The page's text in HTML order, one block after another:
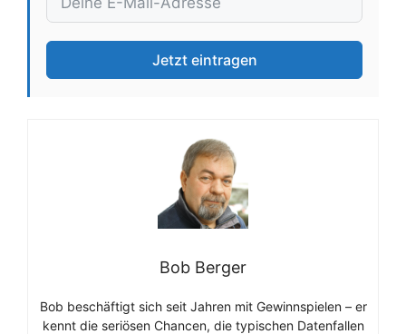
Jetzt eintragen
Bob Berger
Bob beschäftigt sich seit Jahren mit Gewinnspielen – er
kennt die seriösen Chancen, die typischen Datenfallen